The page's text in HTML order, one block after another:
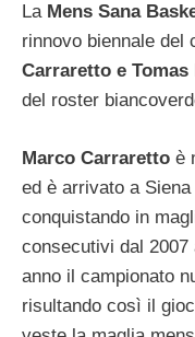
LaMens Sana
rinnovo biennale del
Carraretto e Tomas
del roster
Marco Carraretto è
ed è arrivato a
conquistando in
consecutivi dal
anno il campionato
risultando così il